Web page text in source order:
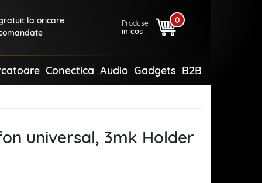
la oricare
Produse
in cos
0
Conectica Audio Gadgets B2B
universal, 3mk Holder